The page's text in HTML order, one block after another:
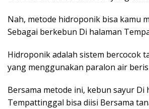
Nah, metode hidroponik bisa kamu
Sebagai berkebun Di halaman
Hidroponik adalah sistem bercocok
yang menggunakan paralon air
Bersama metode ini, kebun sayur Di
Tempattinggal bisa diisi Bersama